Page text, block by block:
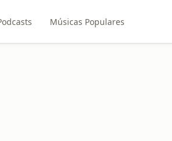
Músicas Populares